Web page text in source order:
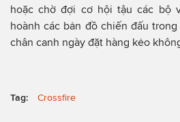
hoặc chờ đợi cơ hội tậu các bộ
hoành các bản đồ chiến đấu
chân canh ngày đặt hàng kẻo
Tag: Crossfire